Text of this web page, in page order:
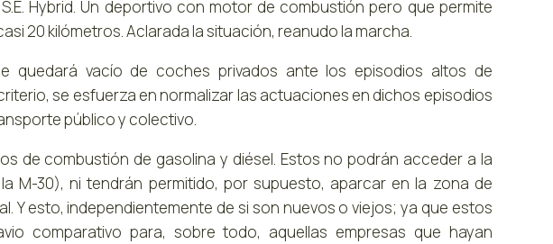
Hybrid. Un deportivo con motor de combustión pero que permite
20 kilómetros. Aclarada la situación, reanudo la marcha.
quedará vacío de coches privados ante los episodios altos de
se esfuerza en normalizar las actuaciones en dichos episodios
público y colectivo.
de combustión de gasolina y diésel. Estos no podrán acceder a la
M-30), ni tendrán permitido, por supuesto, aparcar en la zona de
Y esto, independientemente de si son nuevos o viejos; ya que estos
comparativo para, sobre todo, aquellas empresas que hayan